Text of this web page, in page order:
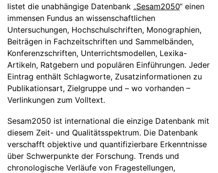
listet die unabhängige Datenbank „Sesam2050“ einen
immensen Fundus an wissenschaftlichen
Untersuchungen, Hochschulschriften, Monographien,
Beiträgen in Fachzeitschriften und Sammelbänden,
Konferenzschriften, Unterrichtsmodellen, Lexika-
Artikeln, Ratgebern und populären Einführungen. Jeder
Eintrag enthält Schlagworte, Zusatzinformationen zu
Publikationsart, Zielgruppe und – wo vorhanden –
Verlinkungen zum Volltext.
Sesam2050 ist international die einzige Datenbank mit
diesem Zeit- und Qualitätsspektrum. Die Datenbank
verschafft objektive und quantifizierbare Erkenntnisse
über Schwerpunkte der Forschung. Trends und
chronologische Verläufe von Fragestellungen,